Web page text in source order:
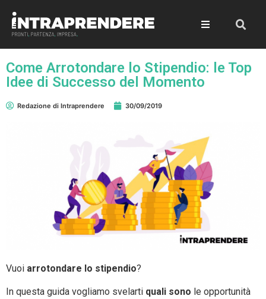
Come Arrotondare lo Stipendio: le Top
Idee di Successo del Momento
Redazione di Intraprendere 30/09/2019
Vuoi arrotondare lo stipendio?
In questa guida vogliamo svelarti quali sono le opportunità